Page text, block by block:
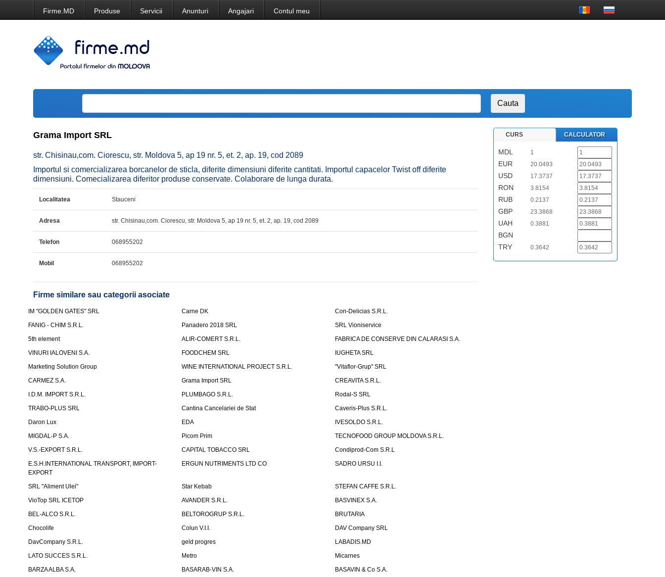
Firme.MD Produse Servicii Anunturi Angajari Contul meu
Grama Import SRL
str. Chisinau,com. Ciorescu, str. Moldova 5, ap 19 nr. 5, et. 2, ap. 19, cod 2089
Importul si comercializarea borcanelor de sticla, diferite dimensiuni diferite cantitati. Importul capacelor Twist off diferite
dimensiuni. Comecializarea diferitor produse conservate. Colaborare de lunga durata.
Localitatea Stauceni
Adresa str. Chisinau,com. Ciorescu, str. Moldova 5, ap 19 nr. 5, et. 2, ap. 19, cod 2089
Telefon 068955202
Mobil 068955202
Firme similare sau categorii asociate
IM "GOLDEN GATES" SRL Carne DK
Con-Delicias S.R.L.
FANIG - CHIM S.R.L.
Panadero 2018 SRL
SRL Vioniservice
5th element
ALIR-COMERT S.R.L.
FABRICA DE CONSERVE DIN CALARASI S.A.
VINURI IALOVENI S.A.
FOODCHEM SRL
IUGHETA SRL
Marketing Solution Group
WINE INTERNATIONAL PROJECT S.R.L.
"Vitaflor-Grup" SRL
CARMEZ S.A.
Grama Import SRL
CREAVITA S.R.L.
I.D.M. IMPORT S.R.L.
PLUMBAGO S.R.L.
Rodal-S SRL
TRABO-PLUS SRL
Cantina Cancelariei de Stat
Caveris-Plus S.R.L.
Daron Lux
EDA
IVESOLDO S.R.L.
MIGDAL-P S.A.
Picom Prim
TECNOFOOD GROUP MOLDOVA S.R.L.
V.S.-EXPORT S.R.L.
CAPITAL TOBACCO SRL
Condiprod-Com S.R.L
E.S.H.INTERNATIONAL TRANSPORT, IMPORT-
EXPORT
ERGUN NUTRIMENTS LTD CO SADRO URSU I.I.
SRL "Aliment Ulei" Star Kebab
STEFAN CAFFE S.R.L.
VioTop SRL ICETOP
AVANDER S.R.L.
BASVINEX S.A.
BEL-ALCO S.R.L.
BELTOROGRUP S.R.L.
BRUTARIA
Chocolife
Colun V.I.I.
DAV Company SRL
DavCompany S.R.L.
geld progres
LABADIS.MD
LATO SUCCES S.R.L.
Metro
Micarnes
BARZA ALBA S.A.
BASARAB-VIN S.A.
BASAVIN & Co S.A.
CURS CALCULATOR
MDL 1
EUR 20.0493
USD 17.3737
RON 3.8154
RUB 0.2137
GBP 23.3868
UAH 0.3881
BGN
TRY
0.3642